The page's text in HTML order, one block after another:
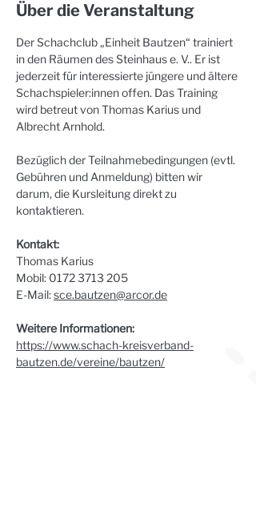
Über die Veranstaltung
Der Schachclub „Einheit Bautzen“ trainiert
in den Räumen des Steinhaus e. V.. Er ist
jederzeit für interessierte jüngere und ältere
Schachspieler:innen offen. Das Training
wird betreut von Thomas Karius und
Albrecht Arnhold.
Bezüglich der Teilnahmebedingungen (evtl.
Gebühren und Anmeldung) bitten wir
darum, die Kursleitung direkt zu
kontaktieren.
Kontakt:
Thomas Karius
Mobil: 0172 3713 205
E-Mail: sce.bautzen@arcor.de
Weitere Informationen:
https://www.schach-kreisverband-
bautzen.de/vereine/bautzen/